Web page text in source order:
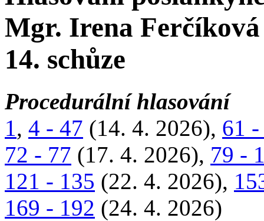
Mgr. Irena
14. schůze
Procedurální hlasování
1, 4 - 47 (14. 4. 2026), 61
72 - 77 (17. 4. 2026), 79 -
121 - 135 (22. 4. 2026),
169 - 192 (24. 4. 2026)